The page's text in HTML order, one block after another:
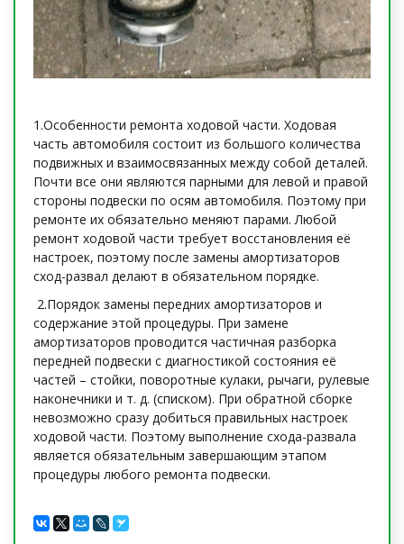
1.Особенности ремонта ходовой части. Ходовая
часть автомобиля состоит из большого количества
подвижных и взаимосвязанных между собой деталей.
Почти все они являются парными для левой и правой
стороны подвески по осям автомобиля. Поэтому при
ремонте их обязательно меняют парами. Любой
ремонт ходовой части требует восстановления её
настроек, поэтому после замены амортизаторов
сход-развал делают в обязательном порядке.
2.Порядок замены передних амортизаторов и
содержание этой процедуры. При замене
амортизаторов проводится частичная разборка
передней подвески с диагностикой состояния её
частей – стойки, поворотные кулаки, рычаги, рулевые
наконечники и т. д. (списком). При обратной сборке
невозможно сразу добиться правильных настроек
ходовой части. Поэтому выполнение схода-развала
является обязательным завершающим этапом
процедуры любого ремонта подвески.